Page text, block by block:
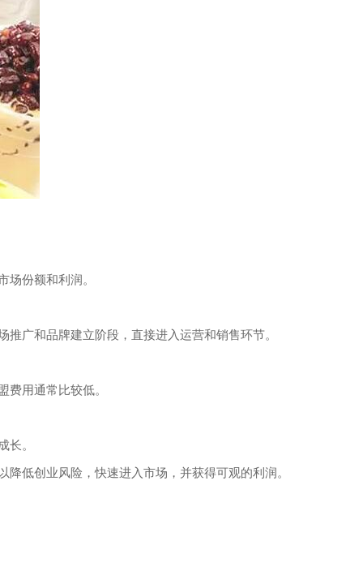
场份额和利润。
广和品牌建立阶段，直接进入运营和销售环节。
用通常比较低。
长。
低创业风险，快速进入市场，并获得可观的利润。